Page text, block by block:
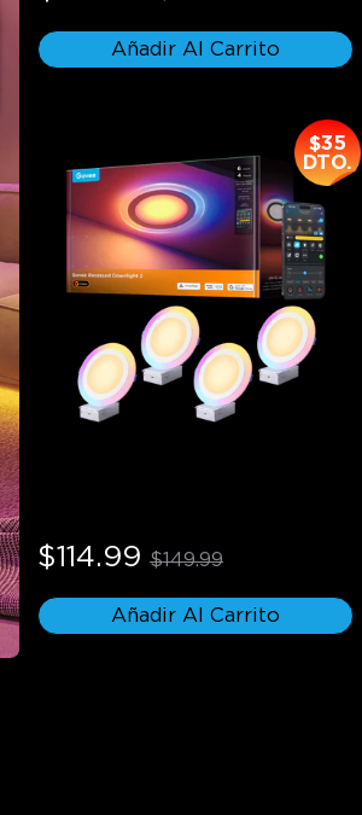
Añadir Al Carrito
$35
DTO.
luz nocturna
$114.99 $149.99
Añadir Al Carrito